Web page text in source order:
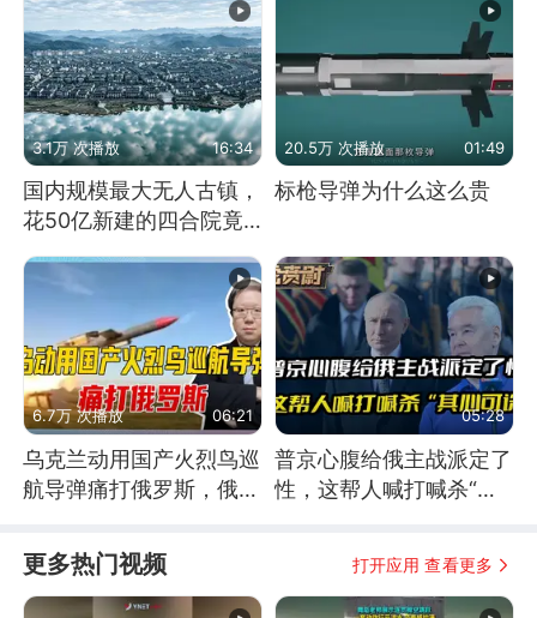
3.1万 次播放 16:34
国内规模最大无人古镇，
花50亿新建的四合院竟
20.5万 次播放 01:49
标枪导弹为什么这么贵
6.7万 次播放 06:21
乌克兰动用国产火烈鸟巡
航导弹痛打俄罗斯，俄军
05:28
普京心腹给俄主战派定了
性，这帮人喊打喊杀“其
更多热门视频 打开应用 查看更多